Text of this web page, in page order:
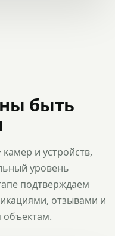
быть
камер и устройств,
уровень
подтверждаем
отзывами и